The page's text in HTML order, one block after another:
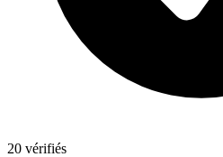
20 vérifiés